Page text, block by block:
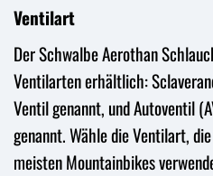
Ventilart
Der Schwalbe Aerothan
Ventilarten erhältlich:
Ventil genannt, und Autoventil
genannt. Wähle die Ventilart,
meisten Mountainbikes